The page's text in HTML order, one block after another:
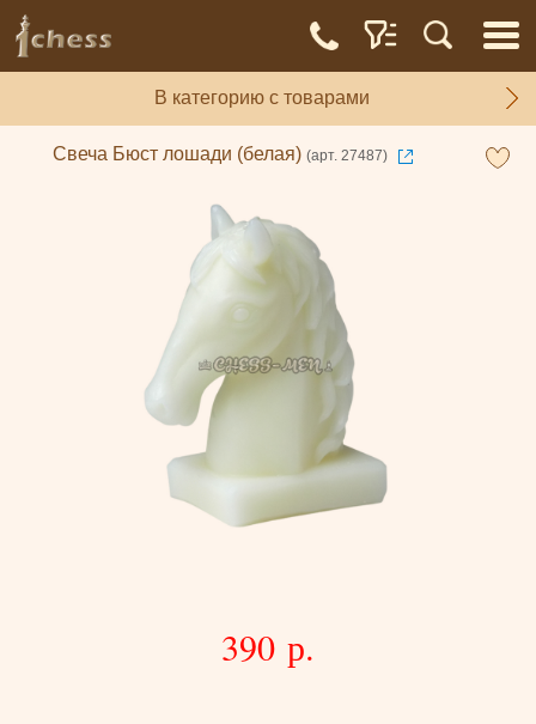
В категорию с товарами
Свеча Бюст лошади (белая) (арт. 27487)
390 р.